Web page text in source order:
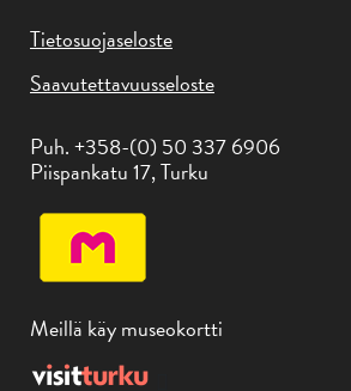
Tietosuojaseloste
Saavutettavuusseloste
Puh. +358-(0) 50 337 6906
Piispankatu 17, Turku
Meillä käy museokortti